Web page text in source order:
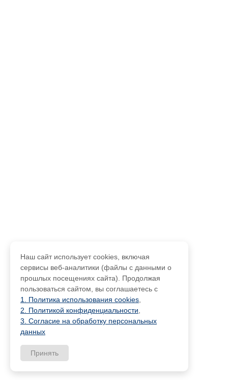
Наш сайт использует cookies, включая
сервисы веб-аналитики (файлы с данными о
прошлых посещениях сайта). Продолжая
пользоваться сайтом, вы соглашаетесь с
1. Политика использования cookies
2. Политикой конфиденциальности
3. Согласие на обработку персональных
данных
Принять